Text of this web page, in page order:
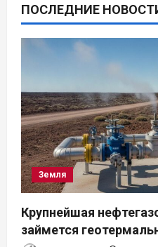
ПОСЛЕДНИЕ
Земля
Крупнейшая
займется